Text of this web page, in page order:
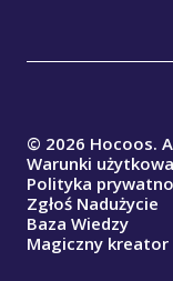
© 2026 Hocoos.
Warunki
Polityka
Zgłoś Nadużycie
Baza Wiedzy
Magiczny